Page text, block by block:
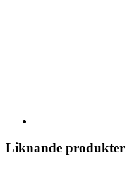
Liknande produkter